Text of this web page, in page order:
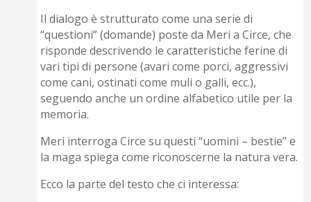
Il dialogo è strutturato come una serie di
“questioni” (domande) poste da Meri a Circe, che
risponde descrivendo le caratteristiche ferine di
vari tipi di persone (avari come porci, aggressivi
come cani, ostinati come muli o galli, ecc.),
seguendo anche un ordine alfabetico utile per la
memoria.
Meri interroga Circe su questi “uomini – bestie” e
la maga spiega come riconoscerne la natura vera.
Ecco la parte del testo che ci interessa: